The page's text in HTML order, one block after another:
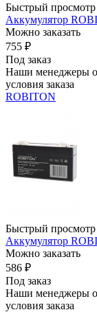
Быстрый просмотр
Аккумулятор
Можно заказать
755 ₽
Под заказ
Наши менеджеры
условия заказа
ROBITON
Быстрый просмотр
Аккумулятор
Можно заказать
586 ₽
Под заказ
Наши менеджеры
условия заказа